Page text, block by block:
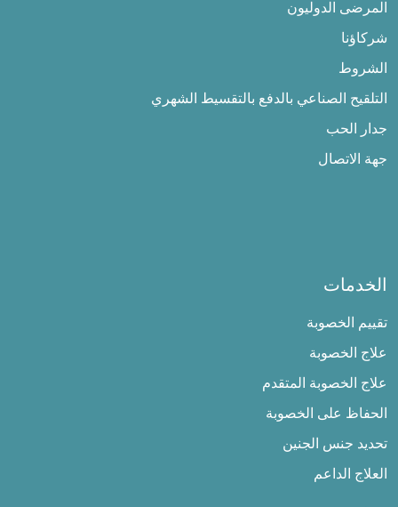
المرضى الدوليون
شركاؤنا
الشروط
التلقيح الصناعي بالدفع بالتقسيط الشهري
جدار الحب
جهة الاتصال
الخدمات
تقييم الخصوبة
علاج الخصوبة
علاج الخصوبة المتقدم
الحفاظ على الخصوبة
تحديد جنس الجنين
العلاج الداعم